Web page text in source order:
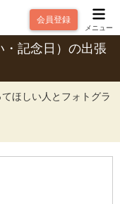
会員登録
メニュー
記念日）の出張
ほしい人とフォトグラ